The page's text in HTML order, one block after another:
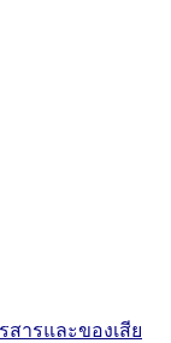
สารและของเสีย